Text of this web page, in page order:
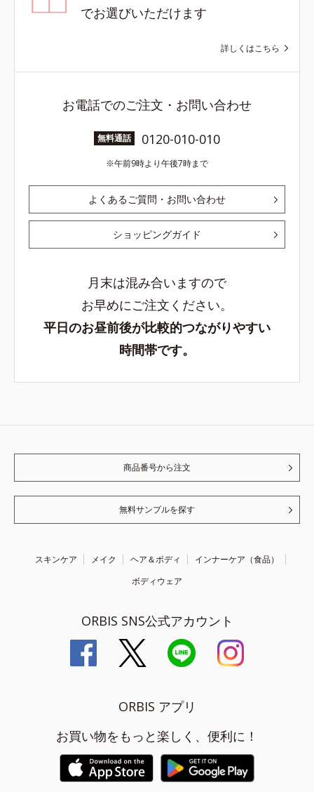
でお選びいただけます
詳しくはこちら
お電話でのご注文・お問い合わせ
無料通話 0120-010-010
午前9時より午後7時まで
よくあるご質問・お問い合わせ
ショッピングガイド
月末は混み合いますので
お早めにご注文ください。
平日のお昼前後が比較的つながりやすい
時間帯です。
商品番号から注文
無料サンプルを探す
スキンケア メイク ヘア＆ボディ
インナーケア（食品）
ボディウェア
ORBIS SNS公式アカウント
ORBIS アプリ
お買い物をもっと楽しく、便利に！